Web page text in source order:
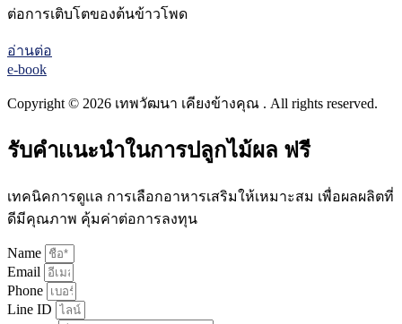
ต่อการเติบโตของต้นข้าวโพด
อ่านต่อ
e-book
Copyright © 2026 เทพวัฒนา เคียงข้างคุณ . All rights reserved.
รับคำเเนะนำในการปลูกไม้ผล ฟรี
เทคนิคการดูเเล การเลือกอาหารเสริมให้เหมาะสม เพื่อผลผลิตที่
ดีมีคุณภาพ คุ้มค่าต่อการลงทุน
Name
Email
Phone
Line ID